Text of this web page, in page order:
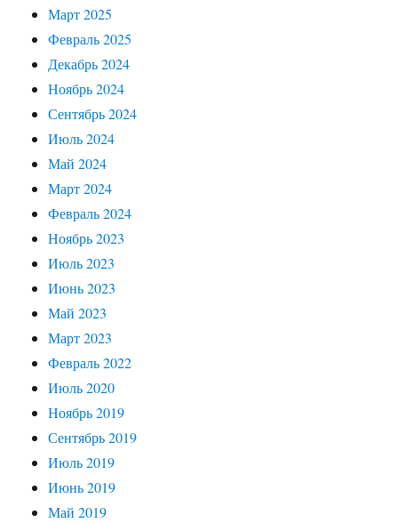
Март 2025
Февраль 2025
Декабрь 2024
Ноябрь 2024
Сентябрь 2024
Июль 2024
Май 2024
Март 2024
Февраль 2024
Ноябрь 2023
Июль 2023
Июнь 2023
Май 2023
Март 2023
Февраль 2022
Июль 2020
Ноябрь 2019
Сентябрь 2019
Июль 2019
Июнь 2019
Май 2019